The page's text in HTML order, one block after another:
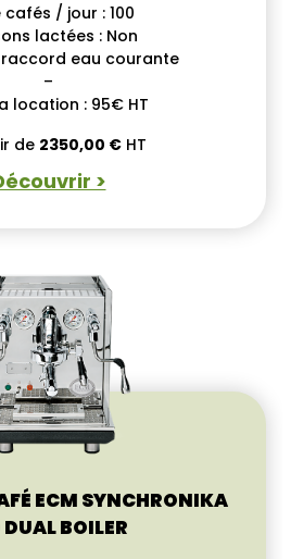
cafés / jour : 100
lactées : Non
raccord eau courante
–
location : 95€ HT
de 2350,00 €HT
>
ECM SYNCHRONIKA
DUAL BOILER